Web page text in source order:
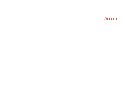
Accedi